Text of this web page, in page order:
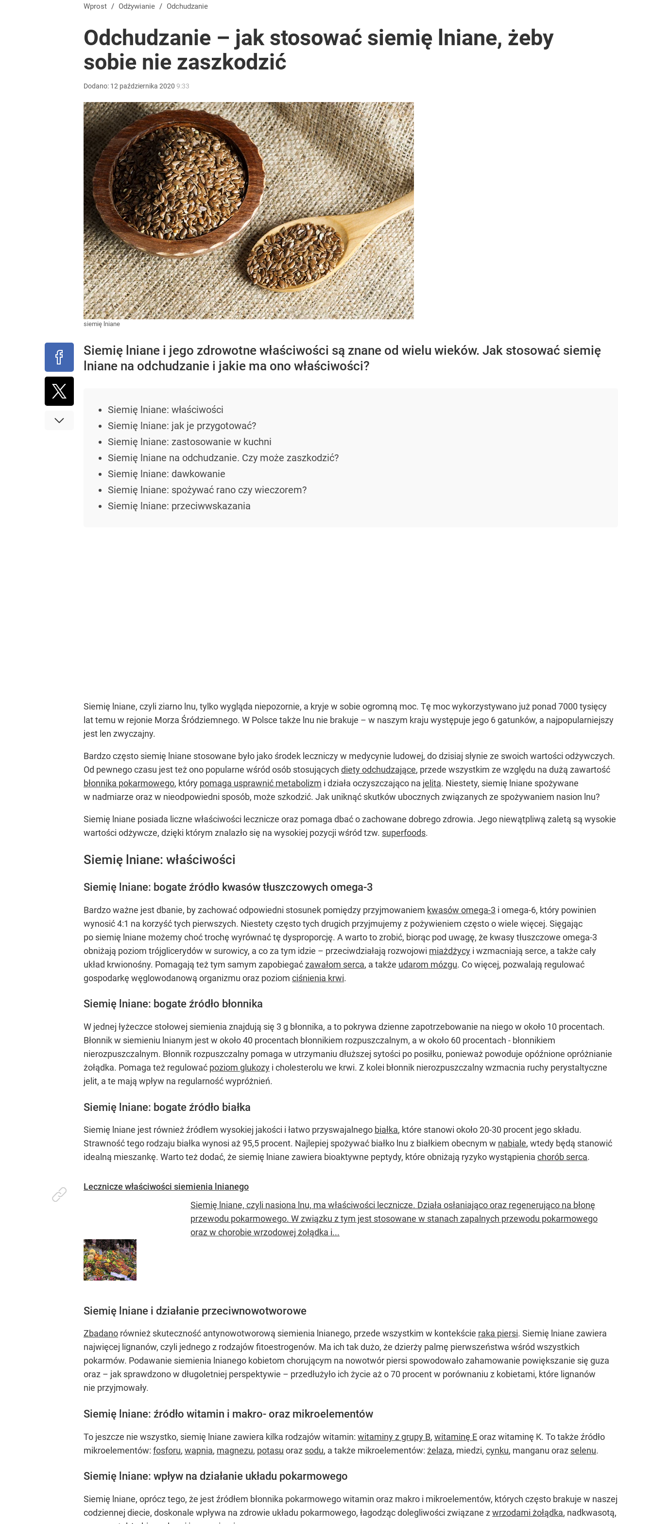
Wprost / Odżywianie / Odchudzanie
Odchudzanie – jak stosować siemię lniane, żeby
sobie nie zaszkodzić
Dodano: 12 października 2020 9:33
siemię lniane
Siemię lniane i jego zdrowotne właściwości są znane od wielu wieków. Jak stosować siemię
lniane na odchudzanie i jakie ma ono właściwości?
Siemię lniane: właściwości
Siemię lniane: jak je przygotować?
Siemię lniane: zastosowanie w kuchni
Siemię lniane na odchudzanie. Czy może zaszkodzić?
Siemię lniane: dawkowanie
Siemię lniane: spożywać rano czy wieczorem?
Siemię lniane: przeciwwskazania
Siemię lniane, czyli ziarno lnu, tylko wygląda niepozornie, a kryje w sobie ogromną moc. Tę moc wykorzystywano już ponad 7000 tysięcy
lat temu w rejonie Morza Śródziemnego. W Polsce także lnu nie brakuje – w naszym kraju występuje jego 6 gatunków, a najpopularniejszy
jest len zwyczajny.
Bardzo często siemię lniane stosowane było jako środek leczniczy w medycynie ludowej, do dzisiaj słynie ze swoich wartości odżywczych.
Od pewnego czasu jest też ono popularne wśród osób stosujących diety odchudzające, przede wszystkim ze względu na dużą zawartość
błonnika pokarmowego, który pomaga usprawnić metabolizm i działa oczyszczająco na jelita. Niestety, siemię lniane spożywane
w nadmiarze oraz w nieodpowiedni sposób, może szkodzić. Jak uniknąć skutków ubocznych związanych ze spożywaniem nasion lnu?
Siemię lniane posiada liczne właściwości lecznicze oraz pomaga dbać o zachowane dobrego zdrowia. Jego niewątpliwą zaletą są wysokie
wartości odżywcze, dzięki którym znalazło się na wysokiej pozycji wśród tzw. superfoods.
Siemię lniane: właściwości
Siemię lniane: bogate źródło kwasów tłuszczowych omega-3
Bardzo ważne jest dbanie, by zachować odpowiedni stosunek pomiędzy przyjmowaniem kwasów omega-3 i omega-6, który powinien
wynosić 4:1 na korzyść tych pierwszych. Niestety często tych drugich przyjmujemy z pożywieniem często o wiele więcej. Sięgając
po siemię lniane możemy choć trochę wyrównać tę dysproporcję. A warto to zrobić, biorąc pod uwagę, że kwasy tłuszczowe omega-3
obniżają poziom trójglicerydów w surowicy, a co za tym idzie – przeciwdziałają rozwojowi miażdżycy i wzmacniają serce, a także cały
układ krwionośny. Pomagają też tym samym zapobiegaćzawałom serca, a także udarom mózgu. Co więcej, pozwalają regulować
gospodarkę węglowodanową organizmu oraz poziom ciśnienia krwi.
Siemię lniane: bogate źródło błonnika
W jednej łyżeczce stołowej siemienia znajdują się 3 g błonnika, a to pokrywa dzienne zapotrzebowanie na niego w około 10 procentach.
Błonnik w siemieniu lnianym jest w około 40 procentach błonnikiem rozpuszczalnym, a w około 60 procentach - błonnikiem
nierozpuszczalnym. Błonnik rozpuszczalny pomaga w utrzymaniu dłuższej sytości po posiłku, ponieważ powoduje opóźnione opróżnianie
żołądka. Pomaga też regulować poziom glukozy i cholesterolu we krwi. Z kolei błonnik nierozpuszczalny wzmacnia ruchy perystaltyczne
jelit, a te mają wpływ na regularność wypróżnień.
Siemię lniane: bogate źródło białka
Siemię lniane jest również źródłem wysokiej jakości i łatwo przyswajalnego białka, które stanowi około 20-30 procent jego składu.
Strawność tego rodzaju białka wynosi aż 95,5 procent. Najlepiej spożywać białko lnu z białkiem obecnym w nabiale, wtedy będą stanowić
idealną mieszankę. Warto też dodać, że siemię lniane zawiera bioaktywne peptydy, które obniżają ryzyko wystąpienia chorób serca.
Lecznicze właściwości siemienia lnianego
Siemię lniane, czyli nasiona lnu, ma właściwości lecznicze. Działa osłaniająco oraz regenerująco na błonę
przewodu pokarmowego. W związku z tym jest stosowane w stanach zapalnych przewodu pokarmowego
oraz w chorobie wrzodowej żołądka i...
Siemię lniane i działanie przeciwnowotworowe
Zbadano również skuteczność antynowotworową siemienia lnianego, przede wszystkim w kontekście raka piersi. Siemię lniane zawiera
najwięcej lignanów, czyli jednego z rodzajów fitoestrogenów. Ma ich tak dużo, że dzierży palmę pierwszeństwa wśród wszystkich
pokarmów. Podawanie siemienia lnianego kobietom chorującym na nowotwór piersi spowodowało zahamowanie powiększanie się guza
oraz – jak sprawdzono w długoletniej perspektywie – przedłużyło ich życie aż o 70 procent w porównaniu z kobietami, które lignanów
nie przyjmowały.
Siemię lniane: źródło witamin i makro- oraz mikroelementów
To jeszcze nie wszystko, siemię lniane zawiera kilka rodzajów witamin: witaminy z grupy B, witaminę Eoraz witaminę K. To także źródło
mikroelementów: fosforu, wapnia, magnezu, potasu oraz sodu, a także mikroelementów: żelaza, miedzi, cynku, manganu oraz selenu.
Siemię lniane: wpływ na działanie układu pokarmowego
Siemię lniane, oprócz tego, że jest źródłem błonnika pokarmowego witamin oraz makro i mikroelementów, których często brakuje w naszej
codziennej diecie, doskonale wpływa na zdrowie układu pokarmowego, łagodząc dolegliwości związane z wrzodami żołądka, nadkwasotą,